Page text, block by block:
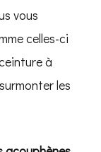
vous
celles-ci
à
les